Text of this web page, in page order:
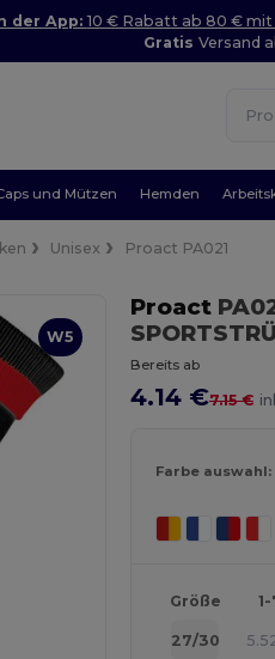
der App: 10 € Rabatt ab 80 € mit
GratisVersand
und Mützen Hemden
Unisex Proact PA021
W5
Proact
Bereits ab
4.14 €7.15 €
Farbe auswahl:
Größe 1-
27/30